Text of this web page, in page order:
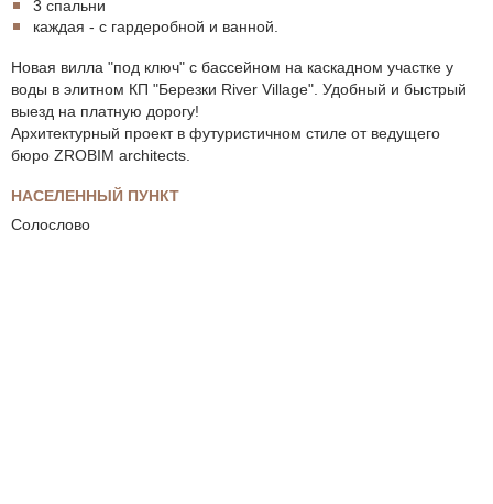
3 спальни
каждая - с гардеробной и ванной.
Новая вилла "под ключ" с бассейном на каскадном участке у
воды в элитном КП "Березки River Village". Удобный и быстрый
выезд на платную дорогу!
Архитектурный проект в футуристичном стиле от ведущего
бюро ZROBIM architects.
НАСЕЛЕННЫЙ ПУНКТ
Солослово